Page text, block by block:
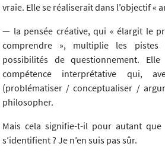
vraie. Elle se réaliserait dans l’objectif «
— la pensée créative, qui « élargit le
comprendre », multiplie les
possibilités de questionnement.
compétence interprétative qui,
(problématiser / conceptualiser /
philosopher.
Mais cela signifie-t-il pour autant
s’identifient ? Je n’en suis pas sûr.